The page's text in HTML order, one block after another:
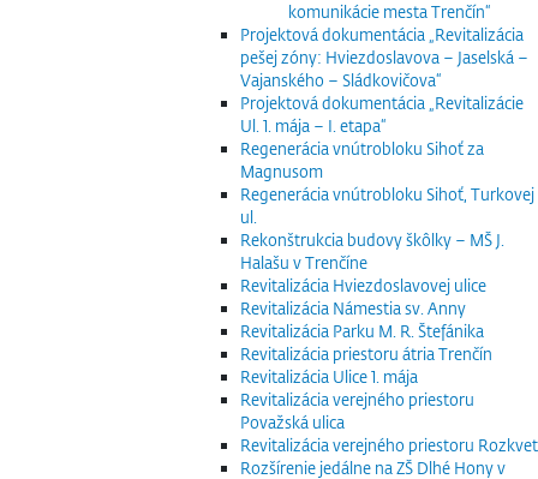
komunikácie mesta Trenčín“
Projektová dokumentácia „Revitalizácia
pešej zóny: Hviezdoslavova – Jaselská –
Vajanského – Sládkovičova“
Projektová dokumentácia „Revitalizácie
Ul. 1. mája – I. etapa“
Regenerácia vnútrobloku Sihoť za
Magnusom
Regenerácia vnútrobloku Sihoť, Turkovej
ul.
Rekonštrukcia budovy škôlky – MŠ J.
Halašu v Trenčíne
Revitalizácia Hviezdoslavovej ulice
Revitalizácia Námestia sv. Anny
Revitalizácia Parku M. R. Štefánika
Revitalizácia priestoru átria Trenčín
Revitalizácia Ulice 1. mája
Revitalizácia verejného priestoru
Považská ulica
Revitalizácia verejného priestoru Rozkvet
Rozšírenie jedálne na ZŠ Dlhé Hony v